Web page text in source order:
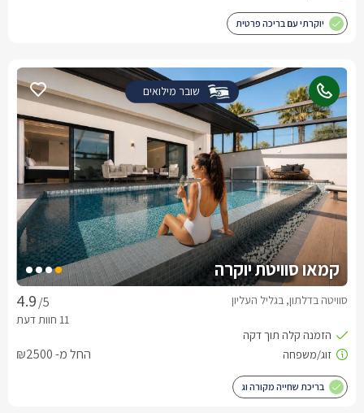
יוקרתי עם בריכה פרטית
שובר מילואים
קמאו סוויטת יוקרה
/5 סוויטה בדלתון, בגליל העליון
החל מ- ₪2500
בריכת שחייה מקורה וג